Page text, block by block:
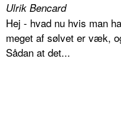
Ulrik Bencard
Hej - hvad nu hvis man
meget af sølvet er væk,
Sådan at det...